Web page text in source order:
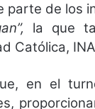
parte de los
la que
Católica,
en el